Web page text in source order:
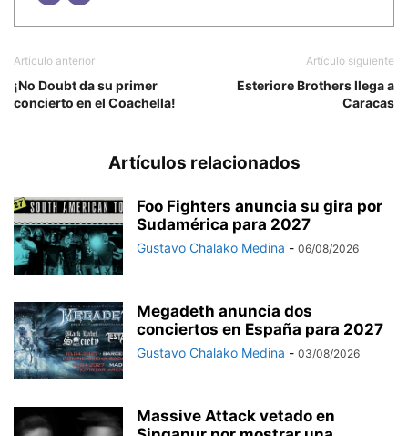
Artículo anterior
¡No Doubt da su primer
concierto en el Coachella!
Artículo siguiente
Esteriore Brothers llega a
Caracas
Artículos relacionados
Foo Fighters anuncia su gira por
Sudamérica para 2027
Gustavo Chalako Medina - 06/08/2026
Megadeth anuncia dos
conciertos en España para 2027
Gustavo Chalako Medina - 03/08/2026
Massive Attack vetado en